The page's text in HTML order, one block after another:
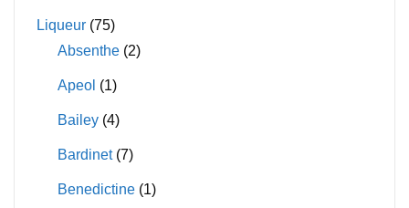
Liqueur (75)
Absenthe (2)
Apeol (1)
Bailey (4)
Bardinet (7)
Benedictine (1)